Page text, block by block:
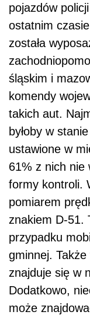
pojazdów
ostatnim
została
śląskim i
komendy
takich aut.
byłoby w
ustawione w
61% z nich nie
formy kontroli.
pomiarem
znakiem D-51.
przypadku
gminnej.
znajduje się w
Dodatkowo,
może